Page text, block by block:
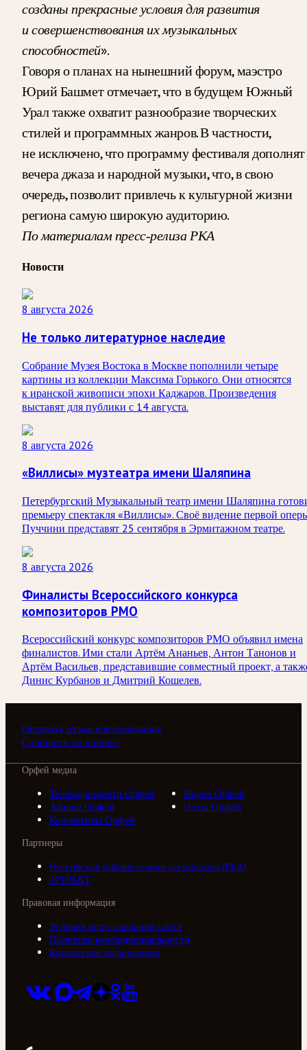
созданы прекрасные условия для развития
и совершенствования их музыкальных
способностей».
Говоря о планах на нынешний форум, маэстро
Юрий Башмет отмечает, что в будущем Южный
Урал также охватит разнообразие творческих
стилей и программных жанров. В частности,
не исключено, что программу фестиваля дополнят
вечера джаза и народной музыки, что, в свою
очередь, позволит привлечь к культурной жизни
региона самую широкую аудиторию.
По материалам пресс-релиза РКА
Новости
8 августа 2026
Не только литературное наследие
Собрание Музея Востока в Москве пополнили четыре
картины из коллекции Максима Горького. Они относятся
к иранской живописи эпохи Каджаров. Произведения
выставят для публики с 14 августа.
8 августа 2026
«Виллисы» музтеатра имени Шаляпина
Петербургский Музыкальный театр имени Шаляпина
премьеру спектакля «Виллисы». Своё видение первой
Пуччини представят 25 сентября в Эрмитажном театре.
8 августа 2026
Финалисты Всероссийского конкурса
композиторов РМО
Всероссийский конкурс композиторов РМО объявил имена
финалистов. Ими стали Артём Ананьев, Антон Танонов и
Артём Васильев, представившие совместный проект, а
Динис Курбанов и Дмитрий Кошелев.
Оставить отзыв или пожелание
Сообщить об ошибке
Орфей медиа
Телерадиоцентр Орфей
Видео Орфей
Афиша Орфей
Ноты Орфей
Коллективы Орфей
Партнеры
Российская библиотечная ассоциация (РБА)
///ТРАКТ
Правовая информация
Условия использования сайта
Политика конфиденциальности
Контактная информация